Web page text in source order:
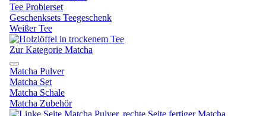
Tee Probierset
Geschenksets Teegeschenk
Weißer Tee
Zur Kategorie Matcha
Matcha Pulver
Matcha Set
Matcha Schale
Matcha Zubehör